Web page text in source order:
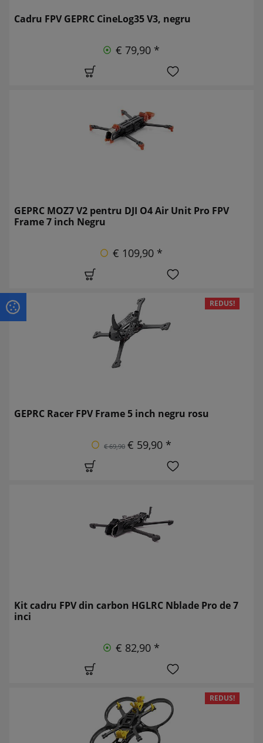
Cadru FPV GEPRC CineLog35 V3, negru
€ 79,90 *
GEPRC MOZ7 V2 pentru DJI O4 Air Unit Pro FPV
Frame 7 inch Negru
€ 109,90 *
REDUS!
GEPRC Racer FPV Frame 5 inch negru rosu
€ 69,90 € 59,90 *
Kit cadru FPV din carbon HGLRC Nblade Pro de 7
inci
€ 82,90 *
REDUS!